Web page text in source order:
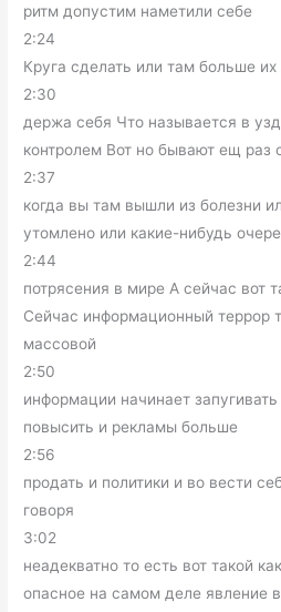
ритм допустим наметили себе
2:24
Круга сделать или там больше их
2:30
держа себя Что называется в
контролем Вот но бывают ещ раз
2:37
когда вы там вышли из болезни
утомлено или какие-нибудь
2:44
потрясения в мире А сейчас вот
Сейчас информационный террор
массовой
2:50
информации начинает
повысить и рекламы больше
2:56
продать и политики и во вести
говоря
3:02
неадекватно то есть вот такой
опасное на самом деле явление